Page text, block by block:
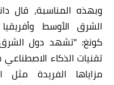
وبهذه المناسبة، قال
الشرق الأوسط
كونغ: "تشهد دول الشرق
تقنيات الذكاء
مزاياها الفريدة